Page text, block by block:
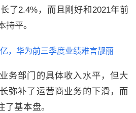
了2.4% ，而且刚好和2021年前
持平。
务部门的具体收入水平，但大
弥补了运营商业务的下滑，而
基本盘。